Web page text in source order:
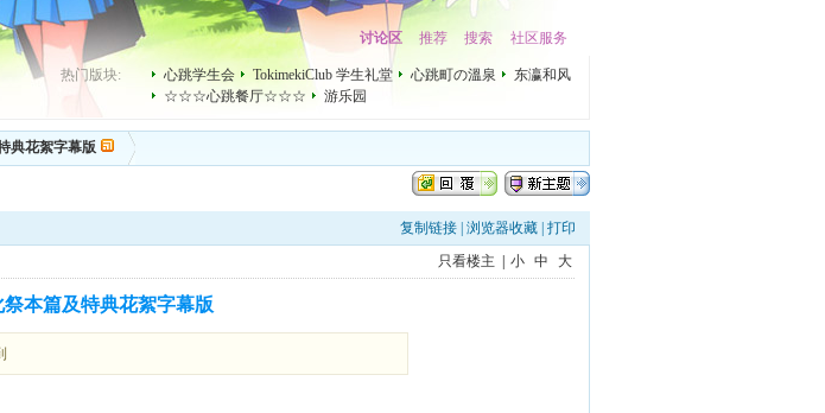
讨论区 推荐 搜索 社区服务
热门版块: 心跳学生会 TokimekiClub 学生礼堂 心跳町の溫泉
东瀛和风
☆☆☆心跳餐厅☆☆☆
游乐园
典花絮字幕版
复制链接 浏览器收藏 打印
只看楼主 小 中 大
本篇及特典花絮字幕版